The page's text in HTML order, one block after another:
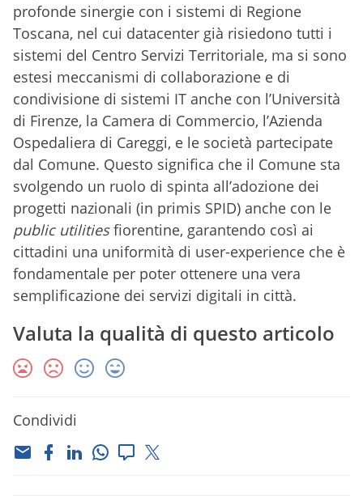
profonde sinergie con i sistemi di Regione
Toscana, nel cui datacenter già risiedono tutti i
sistemi del Centro Servizi Territoriale, ma si sono
estesi meccanismi di collaborazione e di
condivisione di sistemi IT anche con l’Università
di Firenze, la Camera di Commercio, l’Azienda
Ospedaliera di Careggi, e le società partecipate
dal Comune. Questo significa che il Comune sta
svolgendo un ruolo di spinta all’adozione dei
progetti nazionali (in primis SPID) anche con le
public utilitiesfiorentine, garantendo così ai
cittadini una uniformità di user-experience che è
fondamentale per poter ottenere una vera
semplificazione dei servizi digitali in città.
Valuta la qualità di questo articolo
Condividi